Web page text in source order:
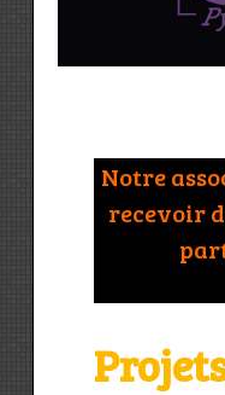
Notre
recevoir